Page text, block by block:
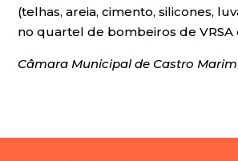
(telhas, areia, cimento, silicones,
no quartel de bombeiros de VRSA
Câmara Municipal de Castro Marim